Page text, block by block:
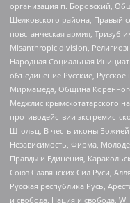
организация п. Боровский,
Щелковского района, Правый
повстанческая армия, Тризуб
Misanthropic division,
Народная Социальная
объединение Русские,
Мирмамеда, Община
Меджлис крымскотатарского
противодействии
Штольц, В честь иконы
Независимость, Фирма,
Правды и Единения,
Союз Славянских Сил Руси,
Русская республика Русь,
и свобода, Нация и свобода,